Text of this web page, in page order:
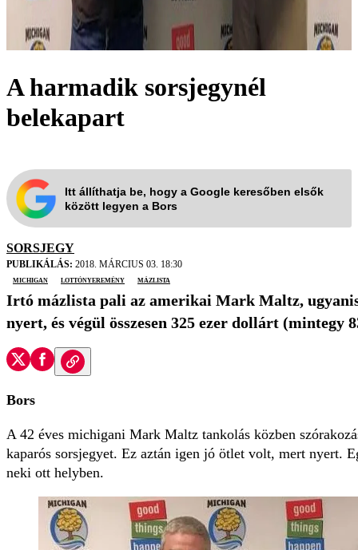
A harmadik sorsjegynél
belekapart
Itt állíthatja be, hogy a Google keresőben elsők
között legyen a Bors
SORSJEGY
PUBLIKÁLÁS: 2018. MÁRCIUS 03. 18:30
Michigan
lottónyeremény mázlista
Irtó mázlista pali az amerikai Mark Maltz,
nyert, és végül összesen 325 ezer dollárt
Bors
A 42 éves michigani Mark Maltz tankolás közben
kaparós sorsjegyet. Ez aztán igen jó ötlet volt, mert nyert.
neki ott helyben.